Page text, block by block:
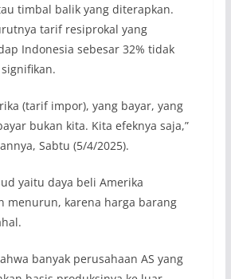
timbal balik yang diterapkan.
tarif resiprokal yang
Indonesia sebesar 32% tidak
(tarif impor), yang bayar, yang
bukan kita. Kita efeknya saja,”
Sabtu (5/4/2025).
yaitu daya beli Amerika
menurun, karena harga barang
banyak perusahaan AS yang